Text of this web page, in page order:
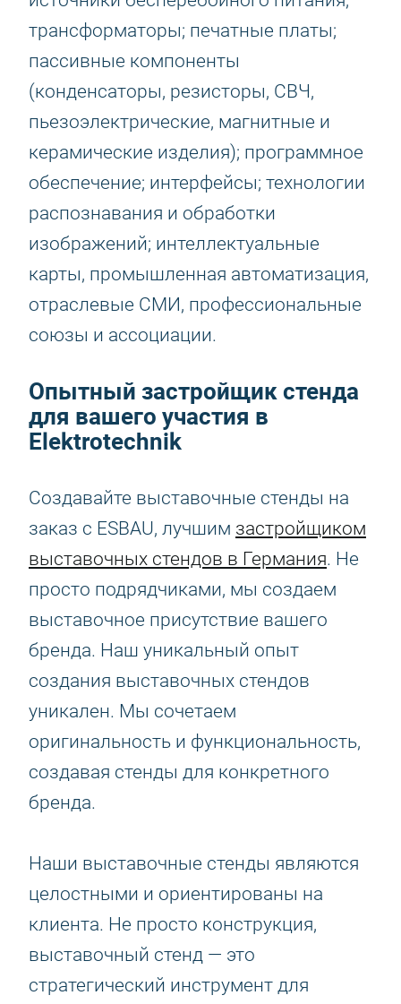
трансформаторы; печатные платы;
пассивные компоненты
(конденсаторы, резисторы, СВЧ,
пьезоэлектрические, магнитные и
керамические изделия); программное
обеспечение; интерфейсы; технологии
распознавания и обработки
изображений; интеллектуальные
карты, промышленная автоматизация,
отраслевые СМИ, профессиональные
союзы и ассоциации.
Опытный застройщик стенда
для вашего участия в
Elektrotechnik
Создавайте выставочные стенды на
заказ с ESBAU, лучшим застройщиком
выставочных стендов в Германия. Не
просто подрядчиками, мы создаем
выставочное присутствие вашего
бренда. Наш уникальный опыт
создания выставочных стендов
уникален. Мы сочетаем
оригинальность и функциональность,
создавая стенды для конкретного
бренда.
Наши выставочные стенды являются
целостными и ориентированы на
клиента. Не просто конструкция,
выставочный стенд — это
стратегический инструмент для